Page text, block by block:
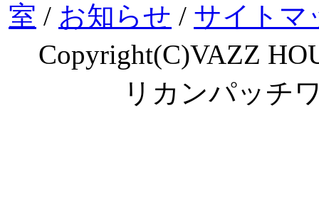
室 / お知らせ / サイトマ
Copyright(C)VAZZ
リカンパッチ